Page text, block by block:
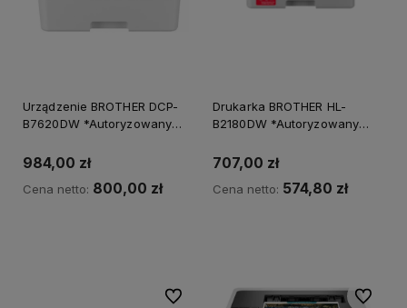
Urządzenie BROTHER DCP-
B7620DW *Autoryzowany
984,00 zł
Cena netto: 800,00 zł
Drukarka BROTHER HL-
B2180DW *Autoryzowany
707,00 zł
Cena netto: 574,80 zł
Do ulubionych Do